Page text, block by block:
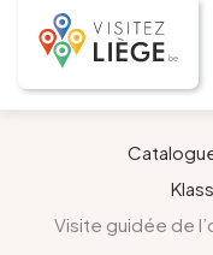
Wie ein Bürger von
Visite guidée de